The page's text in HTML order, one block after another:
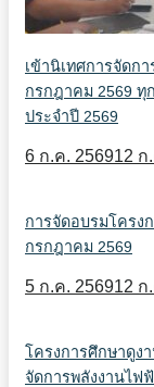
เข้านิเทศการจัดก
กรกฎาคม 2569 ทุ
ประจำปี 2569
6 ก.ค. 256912 ก
การจัดอบรมโครง
กรกฎาคม 2569
5 ก.ค. 256912 ก
โครงการศึกษาดูง
จัดการพลังงานไฟ